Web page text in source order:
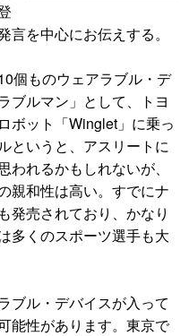
を中心にお伝えする。
個ものウェアラブル・デ
ブルマン」として、トヨ
ボット「Winglet」に乗っ
というと、アスリートに
れるかもしれないが、
親和性は高い。すでにナ
発売されており、かなり
多くのスポーツ選手も大
ブル・デバイスが入って
能性があります。東京で